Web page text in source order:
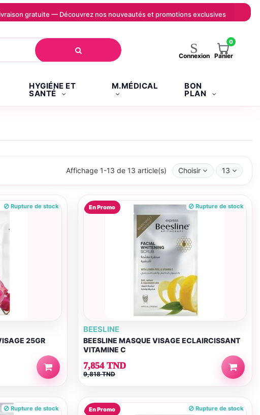
gratuite — Découvrez nos nouveautés et promotions exclusives
Connexion
0
Panier
HYGIÉNE ET
SANTÉ
M.MÉDICAL BON
PLAN
Affichage 1-13 de 13 article(s) Choisir 13
Rupture de stock
25GR
En Promo Rupture de stock
BEESLINE
BEESLINE MASQUE VISAGE ECLAIRCISSANT
VITAMINE C
7,854 TND
9,818 TND
Rupture de stock En Promo Rupture de stock